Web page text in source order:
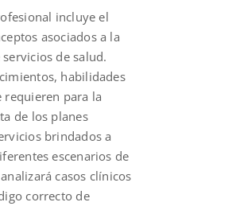
$300.00.$250.00.
incluye el
asociados a la
de salud.
habilidades
requieren para la
de los planes
brindados a
escenarios de
casos clínicos
correcto de